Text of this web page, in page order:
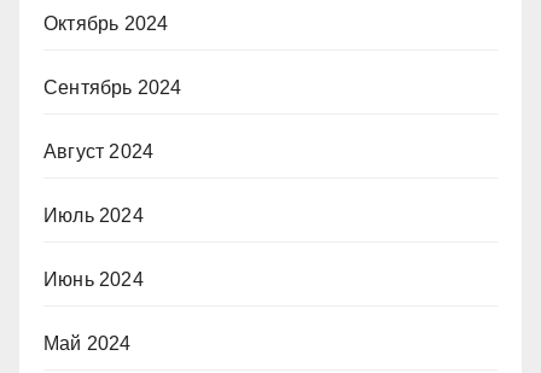
Октябрь 2024
Сентябрь 2024
Август 2024
Июль 2024
Июнь 2024
Май 2024